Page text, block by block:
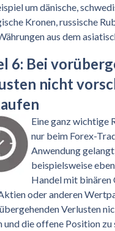
um dänische,
Kronen, russische
aus dem
6: Bei
nicht
Eine ganz wichtige
nur beim Forex-
Anwendung
beispielsweise
Handel mit binären
oder anderen
Verlusten
und die offene Position zu